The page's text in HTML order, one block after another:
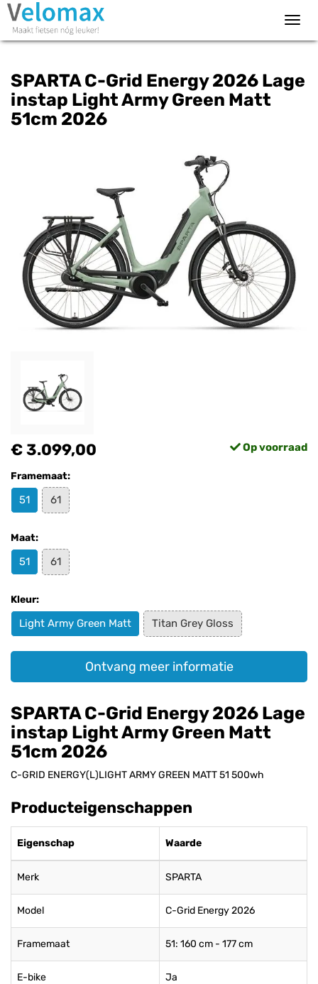
SPARTA C-Grid Energy 2026 Lage
instap Light Army Green Matt
51cm 2026
€ 3.099,00 Op voorraad
Framemaat:
51 61
Maat:
51 61
Kleur:
Light Army Green Matt Titan Grey Gloss
Ontvang meer informatie
SPARTA C-Grid Energy 2026 Lage
instap Light Army Green Matt
51cm 2026
C-GRID ENERGY(L)LIGHT ARMY GREEN MATT 51 500wh
Producteigenschappen
Eigenschap Waarde
Merk SPARTA
Model C-Grid Energy 2026
Framemaat 51: 160 cm - 177 cm
E-bike Ja